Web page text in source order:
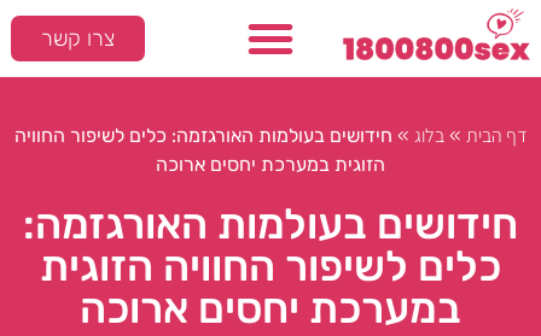
צרו קשר
דף הבית »בלוג » חידושים בעולמות האורגזמה: כלים לשיפור החוויה
הזוגית במערכת יחסים ארוכה
חידושים בעולמות האורגזמה:
כלים לשיפור החוויה הזוגית
במערכת יחסים ארוכה